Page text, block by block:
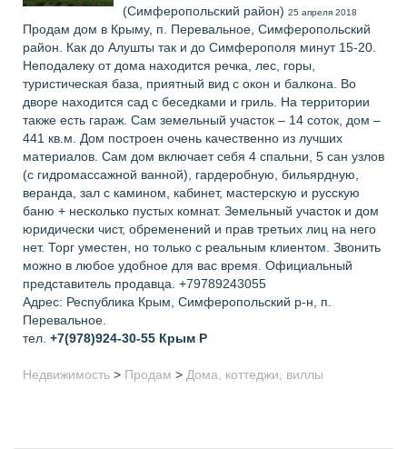
(Симферопольский район) 25 апреля 2018
Продам дом в Крыму, п. Перевальное, Симферопольский
район. Как до Алушты так и до Симферополя минут 15-20.
Неподалеку от дома находится речка, лес, горы,
туристическая база, приятный вид с окон и балкона. Во
дворе находится сад с беседками и гриль. На территории
также есть гараж. Сам земельный участок – 14 соток, дом –
441 кв.м. Дом построен очень качественно из лучших
материалов. Сам дом включает себя 4 спальни, 5 сан узлов
(с гидромассажной ванной), гардеробную, бильярдную,
веранда, зал с камином, кабинет, мастерскую и русскую
баню + несколько пустых комнат. Земельный участок и дом
юридически чист, обременений и прав третьих лиц на него
нет. Торг уместен, но только с реальным клиентом. Звонить
можно в любое удобное для вас время. Официальный
представитель продавца. +79789243055
Адрес: Республика Крым, Симферопольский р-н, п.
Перевальное.
тел. +7(978)924-30-55 Крым Р
Недвижимость > Продам > Дома, коттеджи, виллы